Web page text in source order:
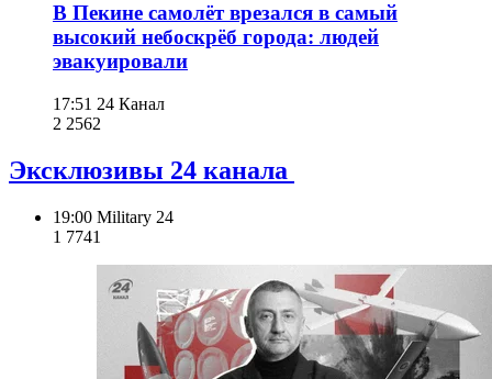
В Пекине самолёт врезался в самый
высокий небоскрёб города: людей
эвакуировали
17:51 24 Канал
2 2562
Эксклюзивы 24 канала
19:00 Military 24
1 7741